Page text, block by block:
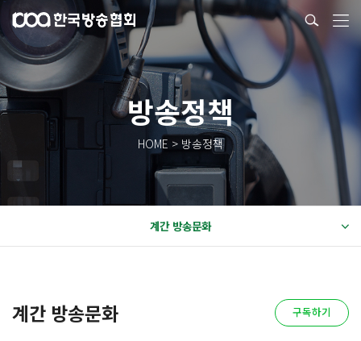
방송정책
HOME > 방송정책
계간 방송문화
계간 방송문화 구독하기